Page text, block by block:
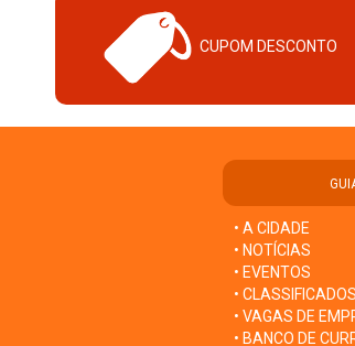
CUPOM DESCONTO
• A CIDADE
• NOTÍCIAS
• EVENTOS
• CLASSIFICADOS
• VAGAS DE
• BANCO DE